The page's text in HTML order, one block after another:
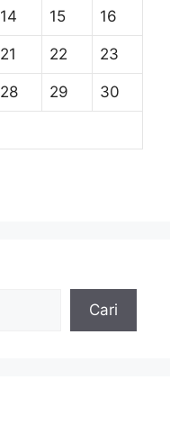
14 15 16
21 22 23
28 29 30
Cari